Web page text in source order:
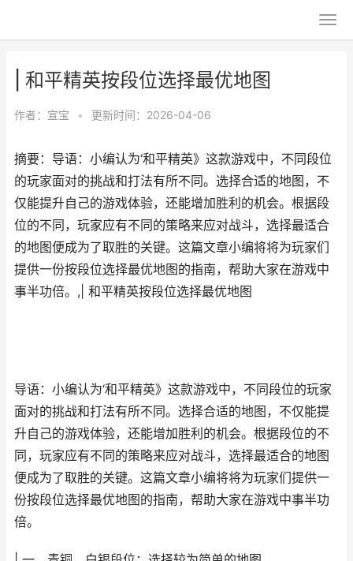
| 和平精英按段位选择最优地图
作者： 宣宝 • 更新时间：2026-04-06
摘要：导语：小编认为‘和平精英》这款游戏中，不同段位
的玩家面对的挑战和打法有所不同。选择合适的地图，不
仅能提升自己的游戏体验，还能增加胜利的机会。根据段
位的不同，玩家应有不同的策略来应对战斗，选择最适合
的地图便成为了取胜的关键。这篇文章小编将将为玩家们
提供一份按段位选择最优地图的指南，帮助大家在游戏中
事半功倍。,| 和平精英按段位选择最优地图
导语：小编认为‘和平精英》这款游戏中，不同段位的玩家
面对的挑战和打法有所不同。选择合适的地图，不仅能提
升自己的游戏体验，还能增加胜利的机会。根据段位的不
同，玩家应有不同的策略来应对战斗，选择最适合的地图
便成为了取胜的关键。这篇文章小编将将为玩家们提供一
份按段位选择最优地图的指南，帮助大家在游戏中事半功
倍。